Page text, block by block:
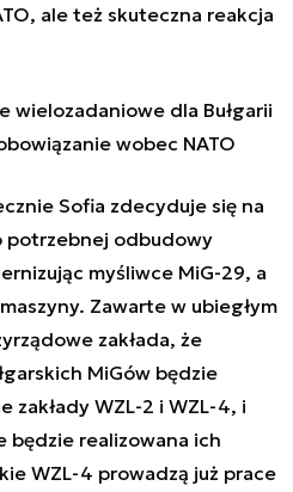
ale też skuteczna reakcja
wielozadaniowe dla Bułgarii
wobec NATO
Sofia zdecyduje się na
potrzebnej odbudowy
myśliwce MiG-29, a
Zawarte w ubiegłym
zakłada, że
MiGów będzie
zakłady WZL-2 i WZL-4, i
realizowana ich
WZL-4 prowadzą już prace